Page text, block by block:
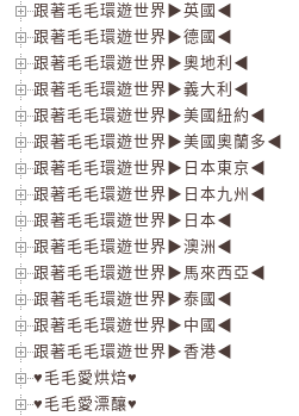
跟著毛毛環遊世界▶英國◀
跟著毛毛環遊世界▶德國◀
跟著毛毛環遊世界▶奧地利◀
跟著毛毛環遊世界▶義大利◀
跟著毛毛環遊世界▶美國紐約◀
跟著毛毛環遊世界▶美國奧蘭多◀
跟著毛毛環遊世界▶日本東京◀
跟著毛毛環遊世界▶日本九州◀
跟著毛毛環遊世界▶日本◀
跟著毛毛環遊世界▶澳洲◀
跟著毛毛環遊世界▶馬來西亞◀
跟著毛毛環遊世界▶泰國◀
跟著毛毛環遊世界▶中國◀
跟著毛毛環遊世界▶香港◀
♥毛毛愛烘焙♥
♥毛毛愛漂釀♥